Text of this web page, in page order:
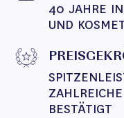
40 JAHRE
UND
BESTÄTIGT